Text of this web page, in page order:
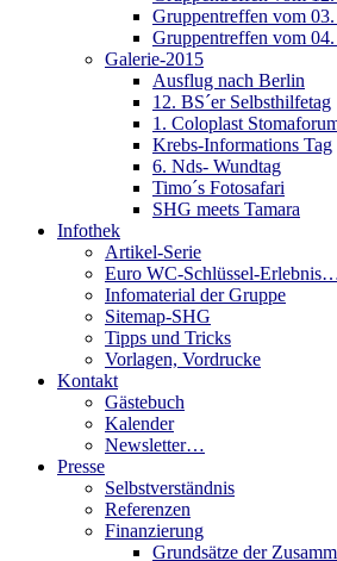
Gruppentreffen vom
Gruppentreffen vom
Galerie-2015
Ausflug nach Berlin
12. BS´er Selbsthilfetag
1. Coloplast
Krebs-Informations Tag
6. Nds- Wundtag
Timo´s Fotosafari
SHG meets Tamara
Infothek
Artikel-Serie
Euro WC-Schlüssel-
Infomaterial der Gruppe
Sitemap-SHG
Tipps und Tricks
Vorlagen, Vordrucke
Kontakt
Gästebuch
Kalender
Newsletter…
Presse
Selbstverständnis
Referenzen
Finanzierung
Grundsätze der